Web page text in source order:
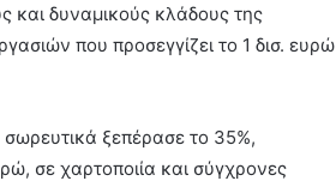
και δυναμικούς κλάδους της
που προσεγγίζει το 1 δισ. ευρώ
ξεπέρασε το 35%,
σε χαρτοποιία και σύγχρονες